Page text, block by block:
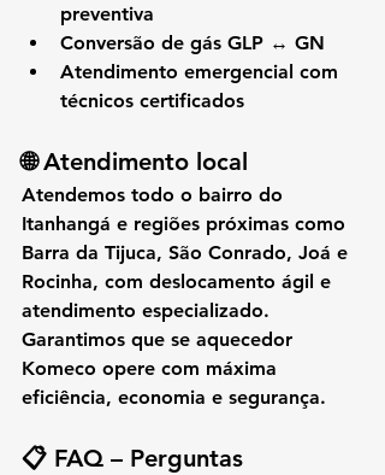
preventiva
Conversão de gás GLP ↔ GN
Atendimento emergencial com
técnicos certificados
🌐 Atendimento local
Atendemos todo o bairro do
Itanhangá e regiões próximas como
Barra da Tijuca, São Conrado, Joá e
Rocinha, com deslocamento ágil e
atendimento especializado.
Garantimos que se aquecedor
Komeco opere com máxima
eficiência, economia e segurança.
📋 FAQ – Perguntas